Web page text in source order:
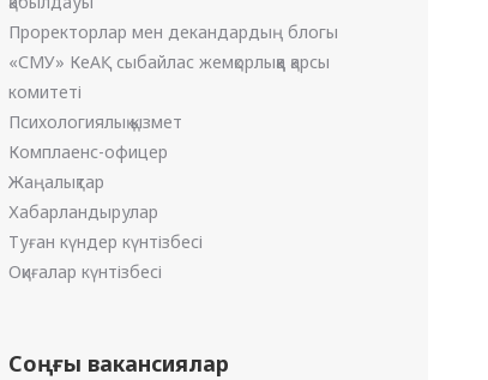
Проректорлар мен декандардың блогы
«СМУ» КеАҚ сыбайлас жемқорлыққа қарсы
комитеті
Психологиялық қызмет
Комплаенс-офицер
Жаңалықтар
Хабарландырулар
Туған күндер күнтізбесі
Оқиғалар күнтізбесі
Соңғы вакансиялар